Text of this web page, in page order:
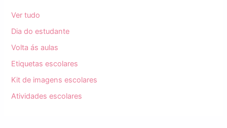
Ver tudo
Dia do estudante
Volta ás aulas
Etiquetas escolares
Kit de imagens escolares
Atividades escolares